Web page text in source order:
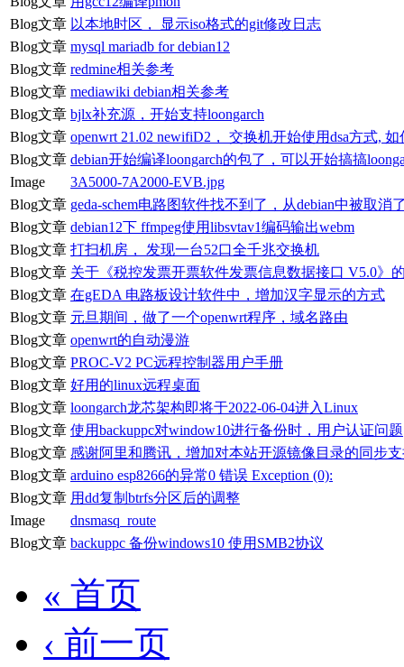
Blog文章 以本地时区， 显示iso格式的git修改日志
Blog文章 mysql mariadb for debian12
Blog文章 redmine相关参考
Blog文章 mediawiki debian相关参考
Blog文章 bjlx补充源，开始支持loongarch
Blog文章 openwrt 21.02 newifiD2， 交换机开始使用dsa方式,
Blog文章 debian开始编译loongarch的包了，可以开始搞搞
Image
3A5000-7A2000-EVB.jpg
Blog文章 geda-schem电路图软件找不到了，从debian中被取消
Blog文章 debian12下 ffmpeg使用libsvtav1编码输出webm
Blog文章 打扫机房， 发现一台52口全千兆交换机
Blog文章 关于《税控发票开票软件发票信息数据接口 V5.0》
Blog文章 在gEDA 电路板设计软件中，增加汉字显示的方式
Blog文章 元旦期间，做了一个openwrt程序，域名路由
Blog文章 openwrt的自动漫游
Blog文章 PROC-V2 PC远程控制器用户手册
Blog文章 好用的linux远程桌面
Blog文章 loongarch龙芯架构即将于2022-06-04进入Linux
Blog文章 使用backuppc对window10进行备份时，用户认证问题
Blog文章 感谢阿里和腾讯，增加对本站开源镜像目录的同步
Blog文章 arduino esp8266的异常0 错误 Exception (0):
Blog文章 用dd复制btrfs分区后的调整
Image
dnsmasq_route
Blog文章 backuppc 备份windows10 使用SMB2协议
« 首页
‹ 前一页